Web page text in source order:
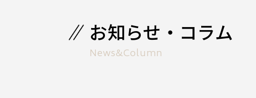
お知らせ・コラム
News&Column